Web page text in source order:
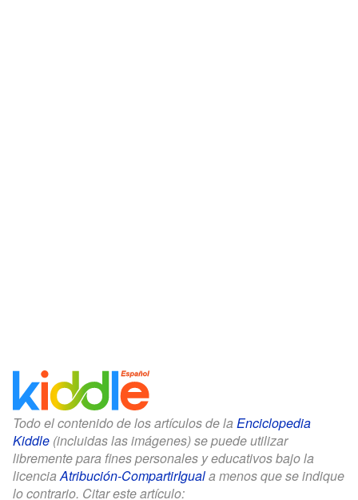
Todo el contenido de los artículos de la Enciclopedia
Kiddle (incluidas las imágenes) se puede utilizar
libremente para fines personales y educativos bajo la
licencia Atribución-CompartirIguala menos que se indique
lo contrario. Citar este artículo: